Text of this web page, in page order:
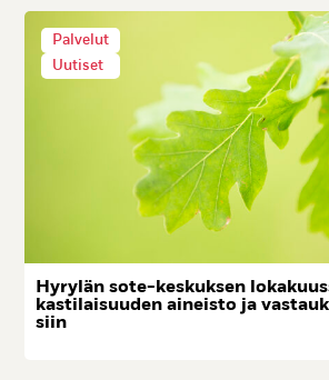
Palvelut
Uutiset
Hy­ry­län so­te-kes­kuk­sen
kas­ti­lai­suu­den ai­neis­to ja
siin